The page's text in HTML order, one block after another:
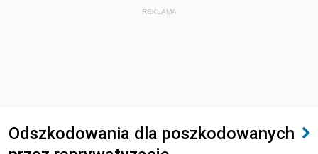
REKLAMA
Odszkodowania dla poszkodowanych